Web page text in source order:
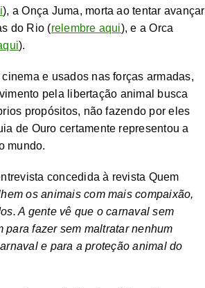
), a Onça Juma, morta ao tentar avançar
do Rio (relembre aqui), e a Orca
).
e usados nas forças armadas,
pela libertação animal busca
propósitos, não fazendo por eles
de Ouro certamente representou a
mundo.
concedida à revista Quem
os animais com mais compaixão,
A gente vê que o carnaval sem
fazer sem maltratar nenhum
e para a proteção animal do